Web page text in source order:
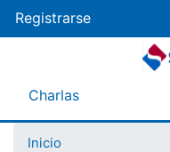
Registrarse
Menú Asistente
Charlas
Inicio